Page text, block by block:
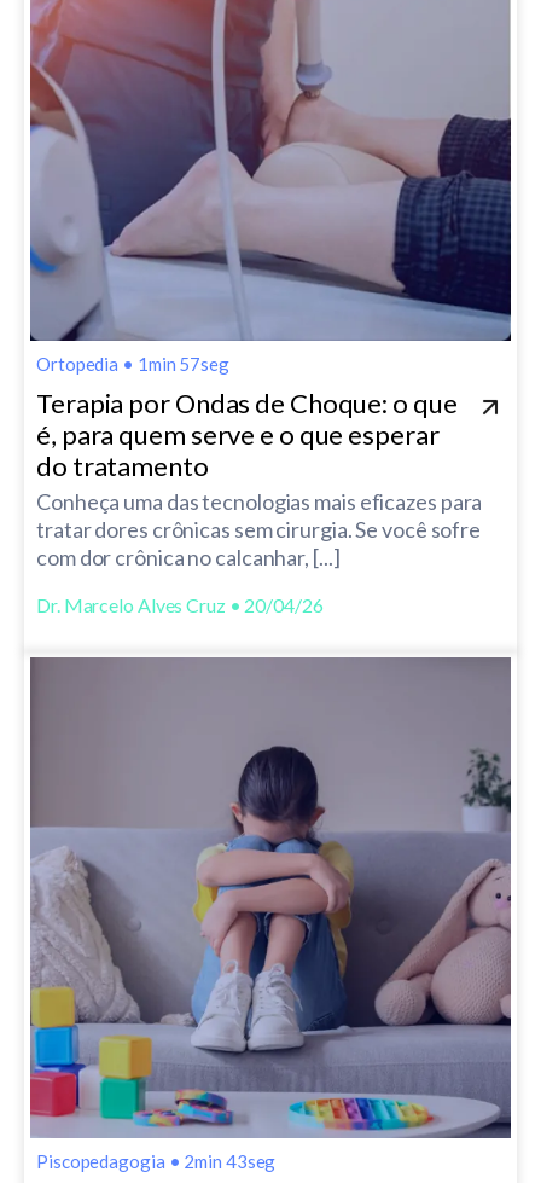
Ortopedia • 1min 57seg
Terapia por Ondas de Choque: o que
é, para quem serve e o que esperar
do tratamento
Conheça uma das tecnologias mais eficazes para
tratar dores crônicas sem cirurgia. Se você sofre
com dor crônica no calcanhar, [...]
Dr. Marcelo Alves Cruz • 20/04/26
Piscopedagogia • 2min 43seg